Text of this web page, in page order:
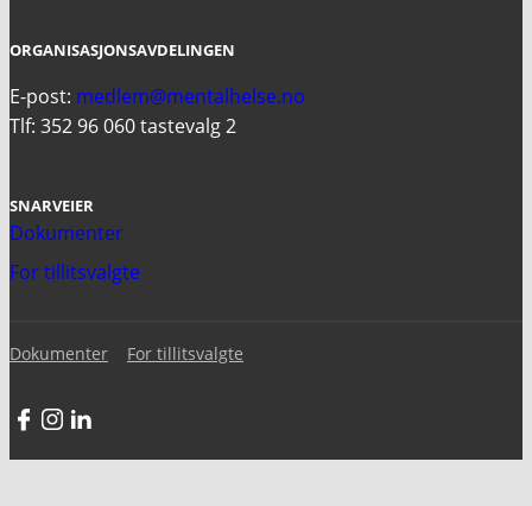
ORGANISASJONSAVDELINGEN
E-post: medlem@mentalhelse.no
Tlf: 352 96 060 tastevalg 2
SNARVEIER
Dokumenter
For tillitsvalgte
Dokumenter For tillitsvalgte